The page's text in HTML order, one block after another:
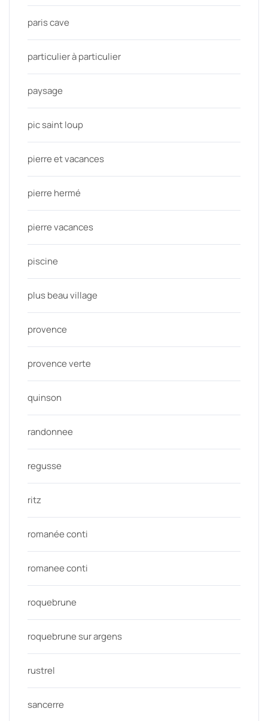
paris cave
particulier à particulier
paysage
pic saint loup
pierre et vacances
pierre hermé
pierre vacances
piscine
plus beau village
provence
provence verte
quinson
randonnee
regusse
ritz
romanée conti
romanee conti
roquebrune
roquebrune sur argens
rustrel
sancerre